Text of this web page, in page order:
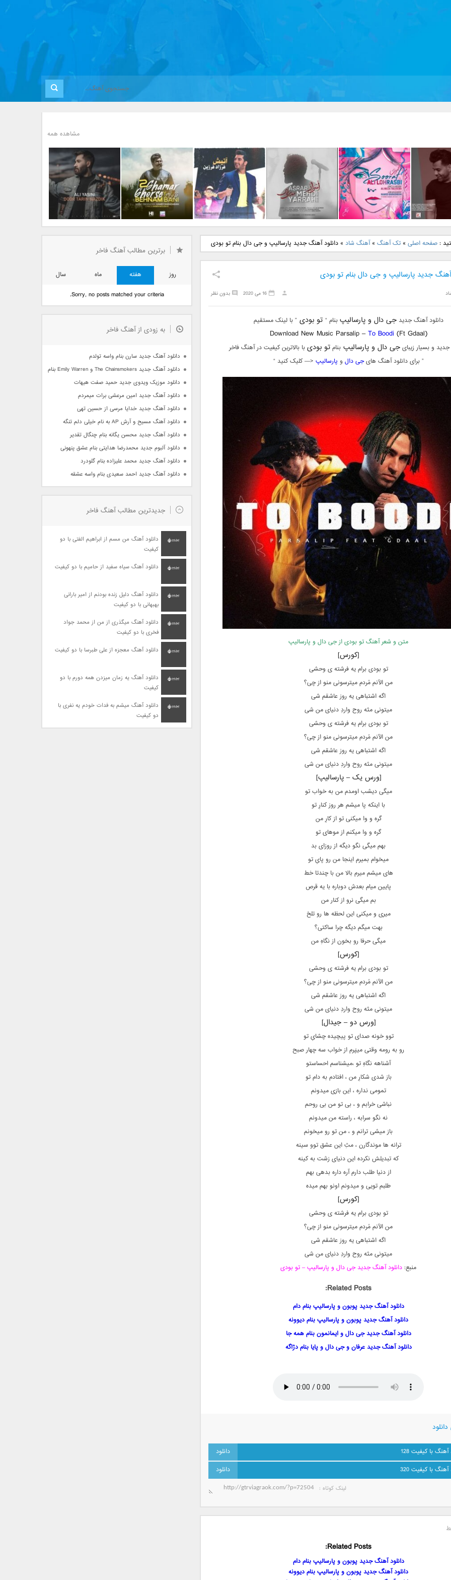
مشاهده همه
جدید رضا
بنام نگار
دانلود آهنگ جدید علی
لهراسبی بنام صورت
دانلود آهنگ جدید مهدی
یراحی بنام اسرار
دانلود آهنگ جدید فرزاد
فرزین بنام آتیش
بانی بنام قرص قمر 2
یاسینی بنام دورترین نزدیک
:صفحه اصلی »تک آهنگ »آهنگ شاد »دانلود آهنگ جدید پارسالیپ و جی دال بنام تو بودی
آهنگ جدید پارسالیپ و جی دال بنام تو بودی
بدون نظر 16 می 2020
دانلود آهنگ جدیدجی دال و پارسالیپبنام “ تو بودی” با لینک مستقیم
Download New Music Parsalip –To Boodi (Ft Gdaal)
و بسیار زیبایجی دال و پارسالیپ بنامتو بودیبا بالاترین کیفیت در آهنگ فاخر
” برای دانلود آهنگ هایجی دال و پارسالیپ <— کلیک کنید “
متن و شعر آهنگ تو بودی از جی دال و پارسالیپ
[کورس]
تو بودی برام یه فرشته ی وحشی
من الآنم مُردم میترسونی منو از چی؟
اگه اشتباهی یه روز عاشقم شی
میتونی مثه روح واردِ دنیای من شی
تو بودی برام یه فرشته ی وحشی
من الآنم مُردم میترسونی منو از چی؟
اگه اشتباهی یه روز عاشقم شی
میتونی مثه روح واردِ دنیای من شی
[ورس یک – پارسالیپ]
میگی دیشب اومدم من به خواب تو
با اینکه پا میشم هر روز کنارِ تو
گره و وا میکنی تو از کارِ من
گره و وا میکنم از موهای تو
بهم میگی نگو دیگه از روزای بد
میخوام بمیرم اینجا من رو پایِ تو
های میشم میرم بالا من با چندتا خط
پایین میام بعدش دوباره با یه قرص
بم میگی نرو از کنار من
میری و میکنی این لحظه ها رو تلخ
بهت میگم دیگه چرا ساکتی؟
میگی حرفا رو بخون از نگاهِ من
[کورس]
تو بودی برام یه فرشته ی وحشی
من الآنم مُردم میترسونی منو از چی؟
اگه اشتباهی یه روز عاشقم شی
میتونی مثه روح واردِ دنیای من شی
[ورس دو – جیدال]
توو خونه صدای تو پیچیده چشایِ تو
رو به رومه وقتی میپَرم از خواب سه چهار صبح
آشناهه نگاهِ تو ،میشناسم احساستو
باز شدی شکارِ من ، افتادم به دام تو
تمومی نداره ، این بازی میدونم
نباشی خرابم و ، بی تو من بی روحم
نه نگو سرابه ، راسته من میدونم
باز میشی ترانم و ، من تو رو میخونم
ترانه ها موندگارن ، مثِ این عشق توو سینه
که تبدیلش نکرده این دنیای زشت به کینه
از دنیا طلب دارم آره داره بدهی بهم
طلبم تویی و میدونم اونو بهم میده
[کورس]
تو بودی برام یه فرشته ی وحشی
من الآنم مُردم میترسونی منو از چی؟
اگه اشتباهی یه روز عاشقم شی
میتونی مثه روح واردِ دنیای من شی
منبع: دانلود آهنگ جدید جی دال و پارسالیپ – تو بودی
Related Posts:
دانلود آهنگ جدید پوبون و پارسالیپ بنام دام
دانلود آهنگ جدید پوبون و پارسالیپ بنام دیوونه
دانلود آهنگ جدید جی دال و ایمانمون بنام همه جا
دانلود آهنگ جدید عرفان و جی دال و پایا بنام دژاگه
آهنگ با کیفیت 128
آهنگ با کیفیت 320
لینک کوتاه‌ :
Related Posts:
دانلود آهنگ جدید پوبون و پارسالیپ بنام دام
دانلود آهنگ جدید پوبون و پارسالیپ بنام دیوونه
برترین مطالب آهنگ فاخر
روز هفته ماه
سال
Sorry, no posts matched your criteria.
به زودی از آهنگ فاخر
دانلود آهنگ جدید سارن بنام واسه تولدم
دانلود آهنگ جدید The Chainsmokers و Emily Warren بنام Side Effects
دانلود موزیک ویدوی جدید حمید صفت هیهات
دانلود آهنگ جدید امین مرعشی برات میمردم
دانلود آهنگ جدید خدایا مرسی از حسین تهی
دانلود آهنگ مسیح و آرش AP به نام خیلی دلم تنگه
دانلود آهنگ جدید محسن یگانه بنام چنگال تقدیر
دانلود آلبوم جدید محمدرضا هدایتی بنام عشق پنهونی
دانلود آهنگ جدید محمد علیزاده بنام گلودرد
دانلود آهنگ جدید احمد سعیدی بنام واسه عشقه
جدیدترین مطالب آهنگ فاخر
دانلود آهنگ من مسم از ابراهیم الفتی با دو
کیفیت
دانلود آهنگ سیاه سفید از حامیم با دو کیفیت
دانلود آهنگ دلیل زنده بودنم از امیر بارانی
بهبهانی با دو کیفیت
دانلود آهنگ میگذری از من از محمد جواد
فخری با دو کیفیت
دانلود آهنگ معجزه از علی طبرسا با دو کیفیت
دانلود آهنگ یه زمان میزدن همه دورم با دو
کیفیت
دانلود آهنگ میشم به فدات خودم یه نفری با
دو کیفیت